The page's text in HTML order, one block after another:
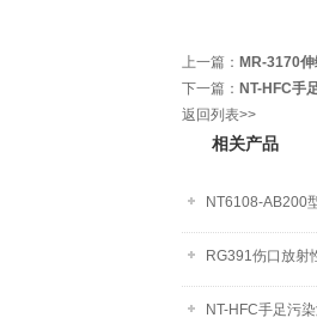
上一篇： MR-3170
下一篇： NT-HFC手
返回列表>>
相关产品
NT6108-AB200
RG391伤口放射
NT-HFC手足污